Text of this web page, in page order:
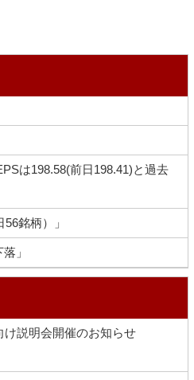
は198.58(前日198.41)と過去
銘柄）」
」
説明会開催のお知らせ